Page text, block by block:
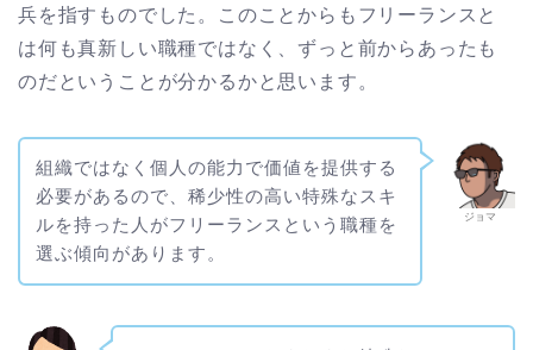
兵を指すものでした。このことからもフリーランスと
は何も真新しい職種ではなく、ずっと前からあったも
のだということが分かるかと思います。
ジョマ
組織ではなく個人の能力で価値を提供する
必要があるので、稀少性の高い特殊なスキ
ルを持った人がフリーランスという職種を
選ぶ傾向があります。